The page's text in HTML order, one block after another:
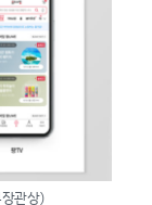
관상)